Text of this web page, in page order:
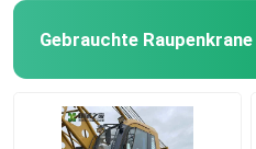
Gebrauchte Raupenkrane